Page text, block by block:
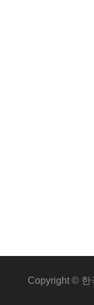
Copyright © 한